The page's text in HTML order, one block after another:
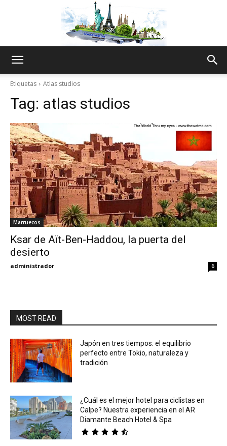
Thru
Etiquetas Atlas studios
Tag: atlas studios
Marruecos
Ksar de Aït-Ben-Haddou, la puerta del
desierto
administrador 6
MOST READ
Japón en tres tiempos: el equilibrio
perfecto entre Tokio, naturaleza y
tradición
¿Cuál es el mejor hotel para ciclistas en
Calpe? Nuestra experiencia en el AR
Diamante Beach Hotel & Spa